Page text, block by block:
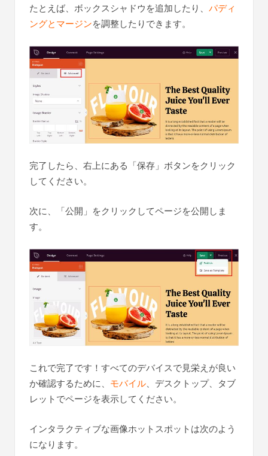
たとえば、ボックスシャドウを追加したり、 パディ
ングとマージンを調整したりできます。
完了したら、右上にある「保存」ボタンをクリック
してください。
次に、「公開」をクリックしてページを公開しま
す。
これで完了です！すべてのデバイスで見栄えが良い
か確認するために、 モバイル、デスクトップ、タブ
レットでページを表示してください。
インタラクティブな画像ホットスポットは次のよう
になります。